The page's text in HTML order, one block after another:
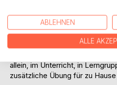
Das Buch ist kein klassisches
Sprachkurs. Es ist vielmehr als
gedacht - zum Wiederholen,
allein, im Unterricht, in
zusätzliche Übung für zu
ABLEHNEN
ALLE